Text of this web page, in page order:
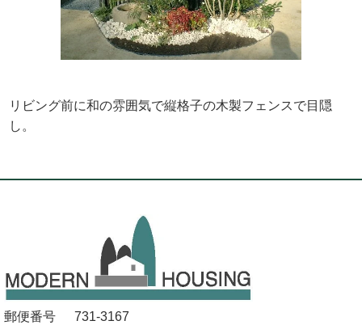
リビング前に和の雰囲気で縦格子の木製フェンスで目隠
し。
郵便番号
731-3167